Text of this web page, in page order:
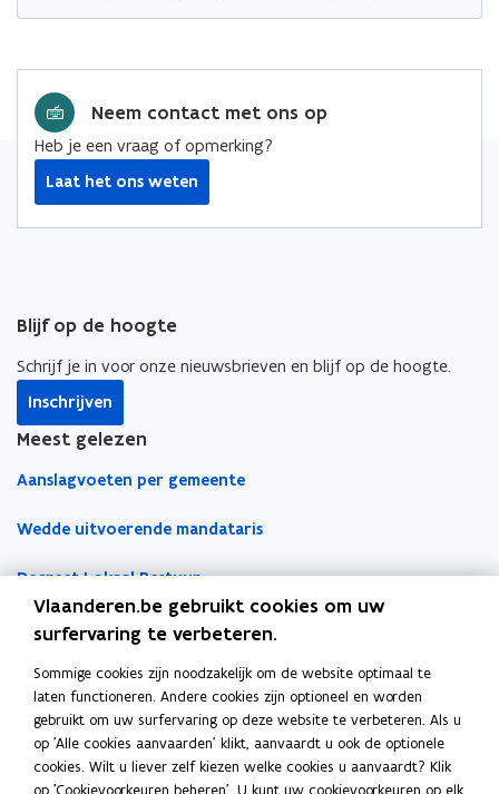
Neem contact met ons op
Heb je een vraag of opmerking?
Laat het ons weten
Blijf op de hoogte
Schrijf je in voor onze nieuwsbrieven en blijf op de hoogte.
Inschrijven
Meest gelezen
Aanslagvoeten per gemeente
Wedde uitvoerende mandataris
Decreet Lokaal Bestuur
Boekhoudfiches
Werk voor je lokaal bestuur
Loket Lokale Besturen
Digitale transformatie
Vlaanderen.be gebruikt cookies om uw
surfervaring te verbeteren.
Sommige cookies zijn noodzakelijk om de website optimaal te
laten functioneren. Andere cookies zijn optioneel en worden
gebruikt om uw surfervaring op deze website te verbeteren. Als u
op 'Alle cookies aanvaarden' klikt, aanvaardt u ook de optionele
cookies. Wilt u liever zelf kiezen welke cookies u aanvaardt? Klik
op 'Cookievoorkeuren beheren'. U kunt uw cookievoorkeuren op elk